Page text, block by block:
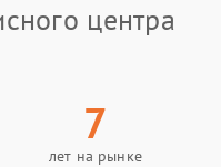
центра
7
лет на рынке